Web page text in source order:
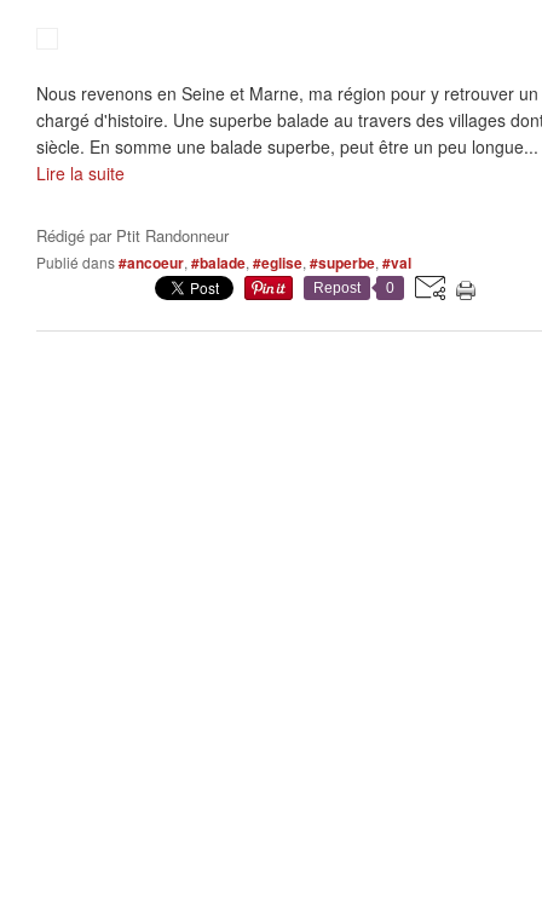
Nous revenons en Seine et Marne, ma région pour y retrouver
chargé d'histoire. Une superbe balade au travers des villages
siècle. En somme une balade superbe, peut être un peu longue...
Lire la suite
Rédigé par Ptit Randonneur
Publié dans#ancoeur, #balade, #eglise, #superbe, #val
Repost 0